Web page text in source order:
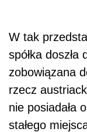
W tak
spółka
zobowiązana
rzecz
nie posiadała
stałego